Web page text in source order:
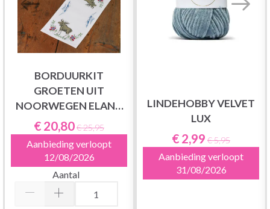
BORDUURKIT
GROETEN UIT
NOORWEGEN ELAND
25 X 48 CM
€ 20,80€ 25,95
Aanbieding verloopt
12/08/2026
Aantal
LINDEHOBBY VELVET
LUX
€ 2,99 € 5,95
Aanbieding verloopt
31/08/2026